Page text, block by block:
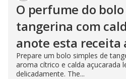
O perfume do
tangerina com
anote esta receita
Prepare um bolo simples de
aroma cítrico e calda açucarada
delicadamente. The...